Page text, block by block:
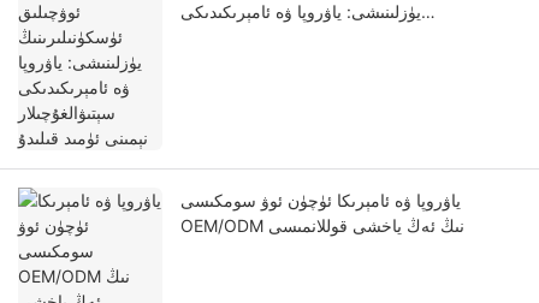
يۈزلىنىشى: ياۋروپا ۋە ئامېرىكىدىكى
ياۋروپا ۋە ئامېرىكا ئۈچۈن ئوۋ سومكىسى
OEM/ODM نىڭ ئەڭ ياخشى قوللانمىسى